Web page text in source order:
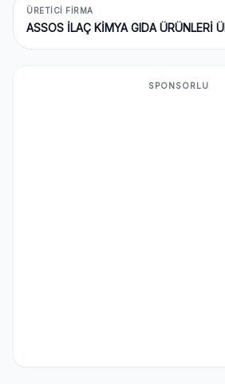
ÜRETICI FIRMA
ASSOS İLAÇ KİMYA GIDA ÜRÜNLERİ
SPONSORLU